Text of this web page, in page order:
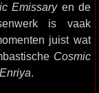
Emissaryen de
is vaak
juist wat
Cosmic
.